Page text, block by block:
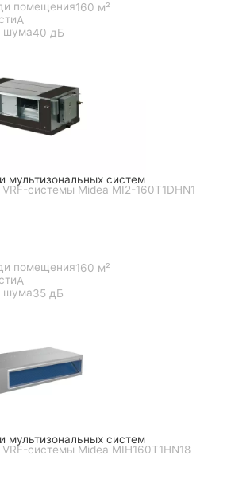
160 м²
A
40 дБ
мультизональных систем
системы Midea MI2-160T1DHN1
160 м²
A
35 дБ
мультизональных систем
системы Midea MIH160T1HN18